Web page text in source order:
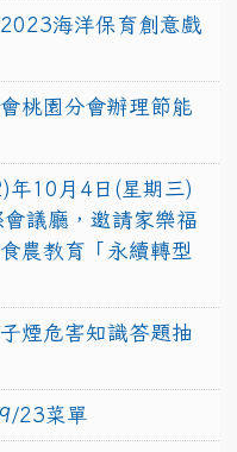
海洋保育創意戲
桃園分會辦理節能
年10月4日(星期三)
議廳，邀請家樂福
農教育「永續轉型
煙危害知識答題抽
23菜單